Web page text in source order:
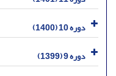
دوره 10 (1400)
دوره 9 (1399)